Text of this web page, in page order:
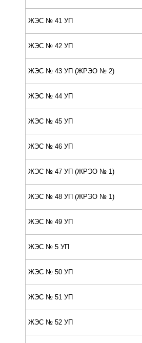
ЖЭС № 41 УП
ЖЭС № 42 УП
ЖЭС № 43 УП (ЖPЭО № 2)
ЖЭС № 44 УП
ЖЭС № 45 УП
ЖЭС № 46 УП
ЖЭС № 47 УП (ЖPЭО № 1)
ЖЭС № 48 УП (ЖPЭО № 1)
ЖЭС № 49 УП
ЖЭС № 5 УП
ЖЭС № 50 УП
ЖЭС № 51 УП
ЖЭС № 52 УП